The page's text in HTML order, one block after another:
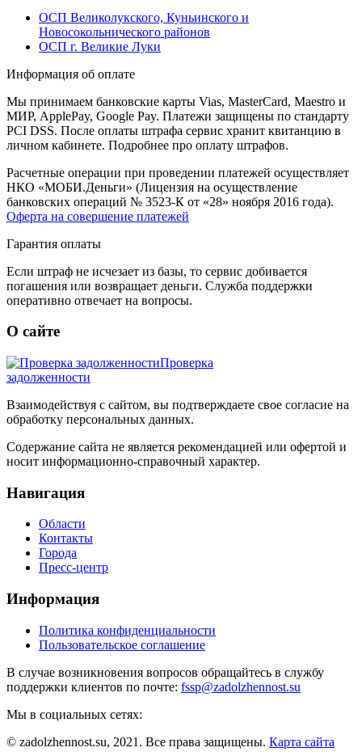
ОСП Великолукского, Куньинского и
Новосокольнического районов
ОСП г. Великие Луки
Информация об оплате
Мы принимаем банковские карты Vias, MasterCard, Maestro и
МИР, ApplePay, Google Pay. Платежи защищены по стандарту
PCI DSS. После оплаты штрафа сервис хранит квитанцию в
личном кабинете. Подробнее про оплату штрафов.
Расчетные операции при проведении платежей осуществляет
НКО «МОБИ.Деньги» (Лицензия на осуществление
банковских операций № 3523-К от «28» ноября 2016 года).
Оферта на совершение платежей
Гарантия оплаты
Если штраф не исчезает из базы, то сервис добивается
погашения или возвращает деньги. Служба поддержки
оперативно отвечает на вопросы.
О сайте
Проверка
задолженности
Взаимодействуя с сайтом, вы подтверждаете свое согласие на
обработку персональных данных.
Содержание сайта не является рекомендацией или офертой и
носит информационно-справочный характер.
Навигация
Области
Контакты
Города
Пресс-центр
Информация
Политика конфиденциальности
Пользовательское соглашение
В случае возникновения вопросов обращайтесь в службу
поддержки клиентов по почте: fssp@zadolzhennost.su
Мы в социальных сетях:
© zadolzhennost.su, 2021. Все права защищены. Карта сайта